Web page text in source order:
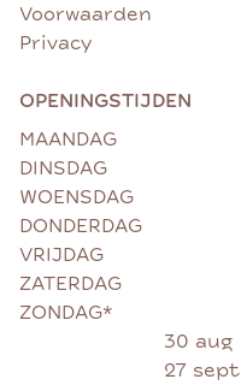
Voorwaarden
Privacy
OPENINGSTIJDEN
MAANDAG
DINSDAG
WOENSDAG
DONDERDAG
VRIJDAG
ZATERDAG
ZONDAG*
30 aug
27 sept